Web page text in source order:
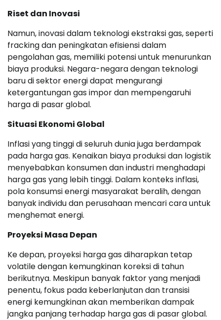
Riset dan Inovasi
Namun, inovasi dalam teknologi ekstraksi gas, seperti
fracking dan peningkatan efisiensi dalam
pengolahan gas, memiliki potensi untuk menurunkan
biaya produksi. Negara-negara dengan teknologi
baru di sektor energi dapat mengurangi
ketergantungan gas impor dan mempengaruhi
harga di pasar global.
Situasi Ekonomi Global
Inflasi yang tinggi di seluruh dunia juga berdampak
pada harga gas. Kenaikan biaya produksi dan logistik
menyebabkan konsumen dan industri menghadapi
harga gas yang lebih tinggi. Dalam konteks inflasi,
pola konsumsi energi masyarakat beralih, dengan
banyak individu dan perusahaan mencari cara untuk
menghemat energi.
Proyeksi Masa Depan
Ke depan, proyeksi harga gas diharapkan tetap
volatile dengan kemungkinan koreksi di tahun
berikutnya. Meskipun banyak faktor yang menjadi
penentu, fokus pada keberlanjutan dan transisi
energi kemungkinan akan memberikan dampak
jangka panjang terhadap harga gas di pasar global.